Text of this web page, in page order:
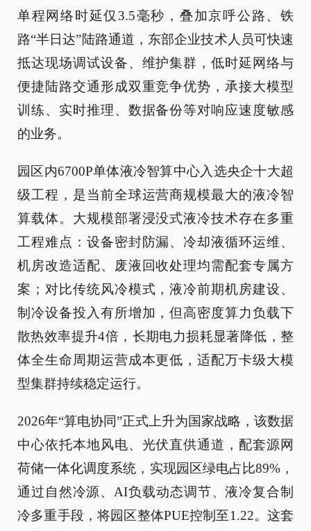
单程网络时延仅3.5毫秒，叠加京呼公路、铁
路“半日达”陆路通道，东部企业技术人员可快速
抵达现场调试设备、维护集群，低时延网络与
便捷陆路交通形成双重竞争优势，承接大模型
训练、实时推理、数据备份等对响应速度敏感
的业务。
园区内6700P单体液冷智算中心入选央企十大超
级工程，是当前全球运营商规模最大的液冷智
算载体。大规模部署浸没式液冷技术存在多重
工程难点：设备密封防漏、冷却液循环运维、
机房改造适配、废液回收处理均需配套专属方
案；对比传统风冷模式，液冷前期机房建设、
制冷设备投入有所增加，但高密度算力负载下
散热效率提升4倍，长期电力损耗显著降低，整
体全生命周期运营成本更低，适配万卡级大模
型集群持续稳定运行。
2026年“算电协同”正式上升为国家战略，该数据
中心依托本地风电、光伏直供通道，配套源网
荷储一体化调度系统，实现园区绿电占比89%，
通过自然冷源、AI负载动态调节、液冷复合制
冷多重手段，将园区整体PUE控制至1.22。这套